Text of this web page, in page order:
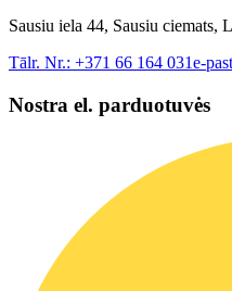
Sausiu iela 44, Sausiu
Tālr. Nr.: +371 66 164 031e-
Nostra el. parduotuvės